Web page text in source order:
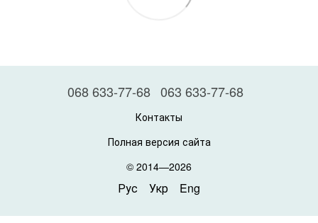
068 633-77-68 063 633-77-68
Контакты
Полная версия сайта
© 2014—2026
Рус Укр Eng